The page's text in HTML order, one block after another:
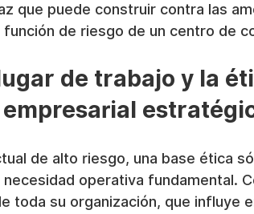
que puede construir contra las
de riesgo de un centro de
de trabajo y la
de alto riesgo, una base ética
necesidad operativa fundamental.
toda su organización, que influye